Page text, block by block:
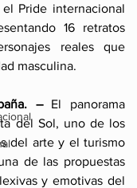
Pride internacional
16 retratos
reales que
masculina.
– El panorama
del Sol, uno de los
del arte y el turismo
de las propuestas
y emotivas del